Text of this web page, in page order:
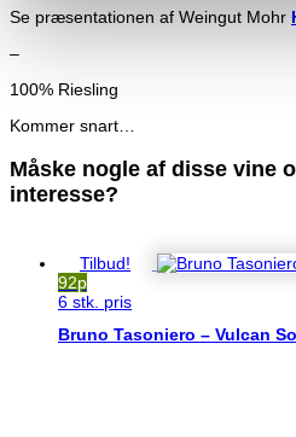
Se præsentationen af Weingut Mohr
–
100% Riesling
Kommer snart…
Måske nogle af disse vine
interesse?
Tilbud!
92p
6 stk. pris
Bruno Tasoniero – Vulcan